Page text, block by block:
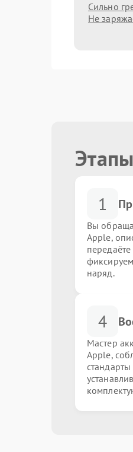
Сильно
Не
1
Вы
Apple,
наряд.
4
Мастер
Apple,